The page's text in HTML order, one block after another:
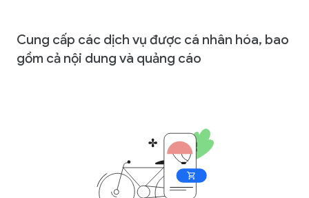
Cung cấp các dịch vụ được cá nhân hóa, bao
gồm cả nội dung và quảng cáo